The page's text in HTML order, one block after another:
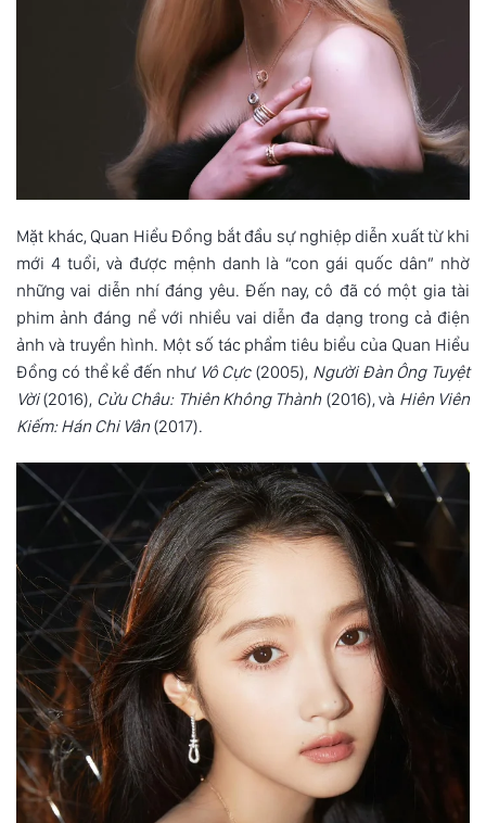
Mặt khác, Quan Hiểu Đồng bắt đầu sự nghiệp diễn xuất từ khi
mới 4 tuổi, và được mệnh danh là “con gái quốc dân” nhờ
những vai diễn nhí đáng yêu. Đến nay, cô đã có một gia tài
phim ảnh đáng nể với nhiều vai diễn đa dạng trong cả điện
ảnh và truyền hình. Một số tác phẩm tiêu biểu của Quan Hiểu
Đồng có thể kể đến như Vô Cực(2005), Người Đàn Ông Tuyệt
Vời(2016), Cửu Châu: Thiên Không Thành(2016), và Hiên Viên
Kiếm: Hán Chi Vân (2017).